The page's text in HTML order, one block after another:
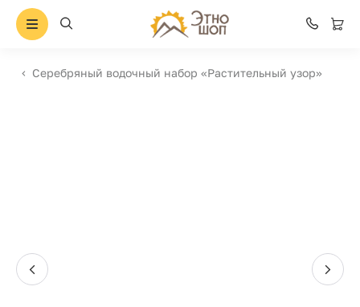
Серебряный водочный набор «Растительный узор»